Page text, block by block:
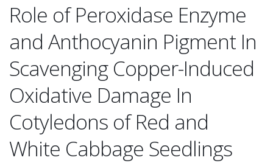
Role of Peroxidase Enzyme
and Anthocyanin Pigment In
Scavenging Copper-Induced
Oxidative Damage In
Cotyledons of Red and
White Cabbage Seedlings